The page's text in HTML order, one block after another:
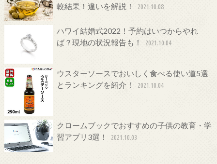
較結果！違いを解説！
2021.10.08
ハワイ結婚式2022！予約はいつからやれ
ば？現地の状況報告も！
2021.10.04
ウスターソースでおいしく食べる使い道5選
とランキングを紹介！
2021.10.04
クロームブックでおすすめの子供の教育・学
習アプリ3選！
2021.10.03